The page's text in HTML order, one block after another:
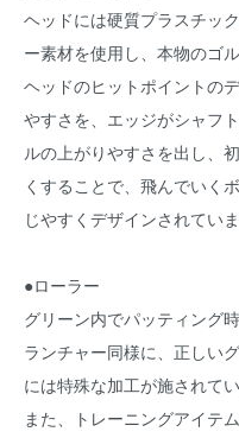
ヘッドには硬質プラスチッ
ー素材を使用し、本物のゴ
ヘッドのヒットポイントの
やすさを、エッジがシャフ
ルの上がりやすさを出し、
くすることで、飛んでいく
じやすくデザインされていま
●ローラー
グリーン内でパッティング
ランチャー同様に、正しい
には特殊な加工が施されてい
また、トレーニングアイテ